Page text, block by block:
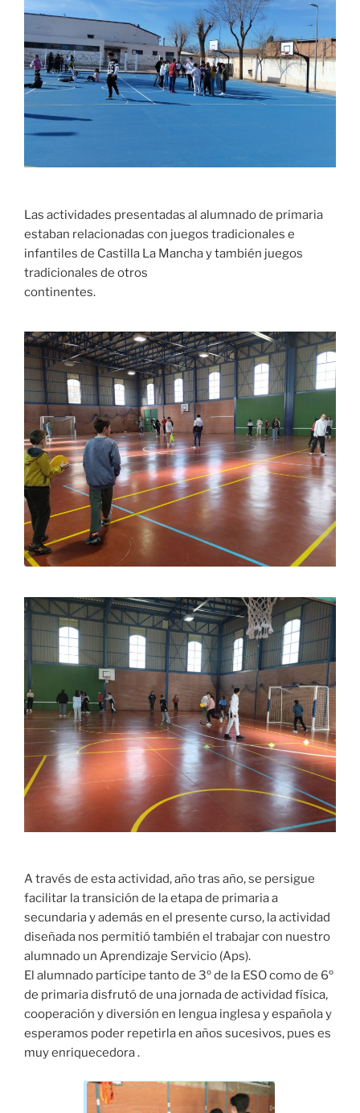
Las actividades presentadas al alumnado de primaria
estaban relacionadas con juegos tradicionales e
infantiles de Castilla La Mancha y también juegos
tradicionales de otros
continentes.
A través de esta actividad, año tras año, se persigue
facilitar la transición de la etapa de primaria a
secundaria y además en el presente curso, la actividad
diseñada nos permitió también el trabajar con nuestro
alumnado un Aprendizaje Servicio (Aps).
El alumnado partícipe tanto de 3º de la ESO como de 6º
de primaria disfrutó de una jornada de actividad física,
cooperación y diversión en lengua inglesa y española y
esperamos poder repetirla en años sucesivos, pues es
muy enriquecedora .